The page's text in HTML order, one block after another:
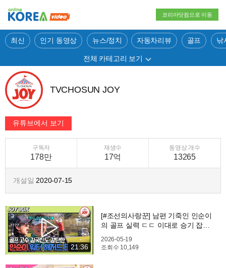
코리아닷컴으로 이동
최신 인기 동영상 뉴스/정치 자동차리뷰 골프 낚
전체 카테고리 보기
TVCHOSUN JOY
구독자
178만
재생수
17억
동영상 개수
13265
개설일 2020-07-15
21:36
[#조선의사랑꾼] 남편 기죽인 인순이
의 골프 실력 ㄷㄷ 이대로 승기 잡는
OSUNJOY (TV CHOSUN 260518 방
2026-05-19
조회수 10,149